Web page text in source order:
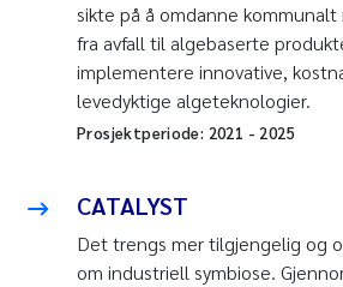
sikte på å omdanne
fra avfall til algebaserte
implementere innovative,
levedyktige algeteknologier.
Prosjektperiode: 2021 - 2025
CATALYST
Det trengs mer tilgjengelig og
om industriell symbiose.